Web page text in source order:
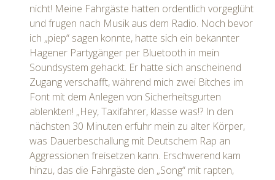
nicht! Meine Fahrgäste hatten ordentlich vorgeglüht
und frugen nach Musik aus dem Radio. Noch bevor
ich „piep“ sagen konnte, hatte sich ein bekannter
Hagener Partygänger per Bluetooth in mein
Soundsystem gehackt. Er hatte sich anscheinend
Zugang verschafft, während mich zwei Bitches im
Font mit dem Anlegen von Sicherheitsgurten
ablenkten! „Hey, Taxifahrer, klasse was!? In den
nächsten 30 Minuten erfuhr mein zu alter Körper,
was Dauerbeschallung mit Deutschem Rap an
Aggressionen freisetzen kann. Erschwerend kam
hinzu, das die Fahrgäste den „Song“ mit rapten,